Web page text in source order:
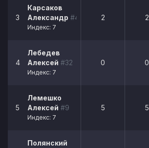
3
Карсаков
Александр #4
Индекс: 7
2 2
4
Лебедев
Алексей #32
Индекс: 7
0 0
5
Лемешко
Алексей #9
Индекс: 7
5 5
Полянский